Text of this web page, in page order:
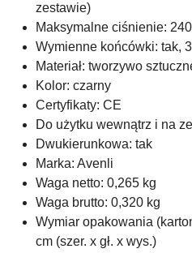
zestawie)
Maksymalne ciśnienie:
Wymienne końcówki: tak,
Materiał: tworzywo
Kolor: czarny
Certyfikaty: CE
Do użytku wewnątrz i na
Dwukierunkowa: tak
Marka: Avenli
Waga netto: 0,265 kg
Waga brutto: 0,320 kg
Wymiar opakowania
cm (szer. x gł. x wys.)